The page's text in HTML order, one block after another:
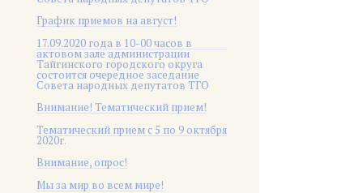
График приемов на август!
17.09.2020 года в 10-00 часов в
актовом зале администрации
Тайгинского городского округа
состоится очередное заседание
Совета народных депутатов ТГО
Внимание! Тематический прием!
Тематический прием с 5 по 9 октября
2020г.
Внимание, опрос!
Мы за мир во всем мире!